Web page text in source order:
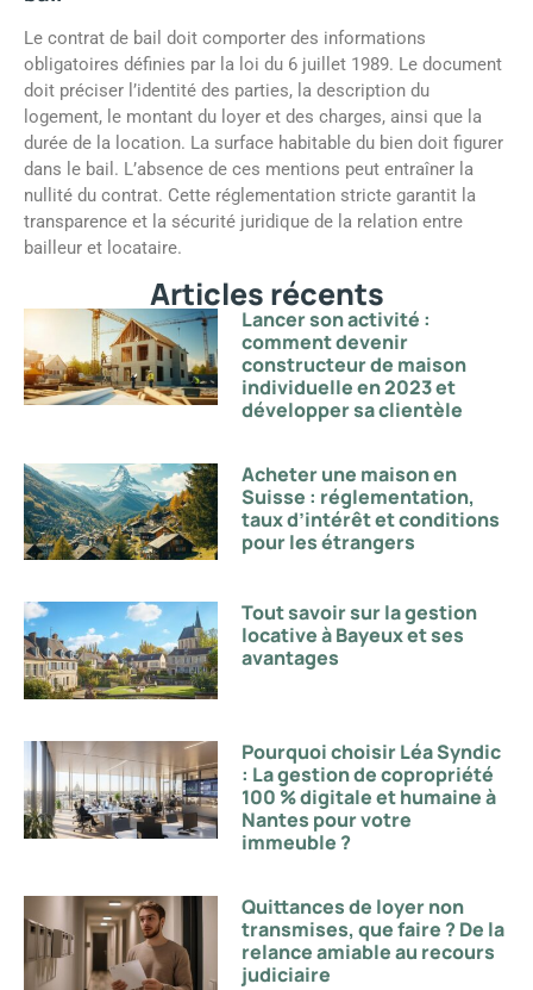
Le contrat de bail doit comporter des informations
obligatoires définies par la loi du 6 juillet 1989. Le document
doit préciser l’identité des parties, la description du
logement, le montant du loyer et des charges, ainsi que la
durée de la location. La surface habitable du bien doit figurer
dans le bail. L’absence de ces mentions peut entraîner la
nullité du contrat. Cette réglementation stricte garantit la
transparence et la sécurité juridique de la relation entre
bailleur et locataire.
Articles récents
Lancer son activité :
comment devenir
constructeur de maison
individuelle en 2023 et
développer sa clientèle
Acheter une maison en
Suisse : réglementation,
taux d’intérêt et conditions
pour les étrangers
Tout savoir sur la gestion
locative à Bayeux et ses
avantages
Pourquoi choisir Léa Syndic
: La gestion de copropriété
100 % digitale et humaine à
Nantes pour votre
immeuble ?
Quittances de loyer non
transmises, que faire ? De la
relance amiable au recours
judiciaire